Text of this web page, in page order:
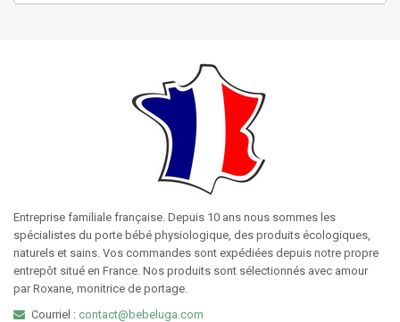
Entreprise familiale française. Depuis 10 ans nous sommes les
spécialistes du porte bébé physiologique, des produits écologiques,
naturels et sains. Vos commandes sont expédiées depuis notre propre
entrepôt situé en France. Nos produits sont sélectionnés avec amour
par Roxane, monitrice de portage.
Courriel : contact@bebeluga.com